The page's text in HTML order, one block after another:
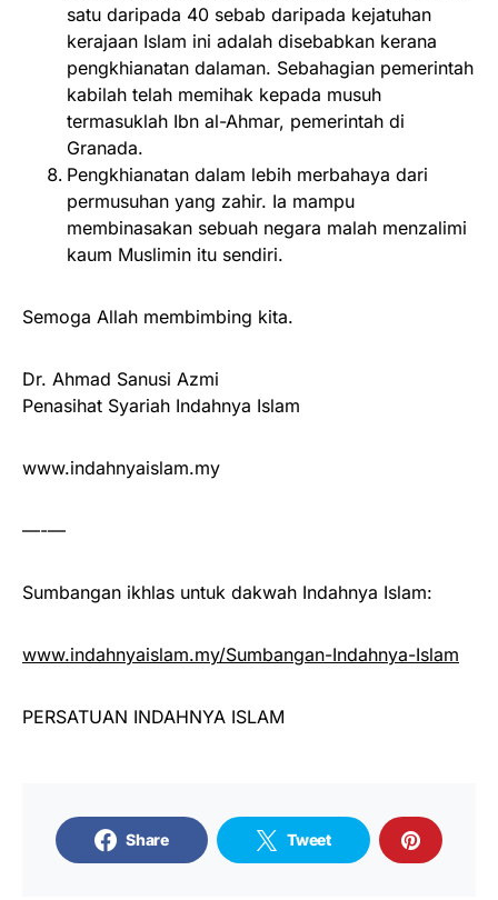
satu daripada 40 sebab daripada kejatuhan
kerajaan Islam ini adalah disebabkan kerana
pengkhianatan dalaman. Sebahagian pemerintah
kabilah telah memihak kepada musuh
termasuklah Ibn al-Ahmar, pemerintah di
Granada.
Pengkhianatan dalam lebih merbahaya dari
permusuhan yang zahir. Ia mampu
membinasakan sebuah negara malah menzalimi
kaum Muslimin itu sendiri.
Semoga Allah membimbing kita.
Dr. Ahmad Sanusi Azmi
Penasihat Syariah Indahnya Islam
www.indahnyaislam.my
—-—
Sumbangan ikhlas untuk dakwah Indahnya Islam:
www.indahnyaislam.my/Sumbangan-Indahnya-Islam
PERSATUAN INDAHNYA ISLAM
Share Tweet